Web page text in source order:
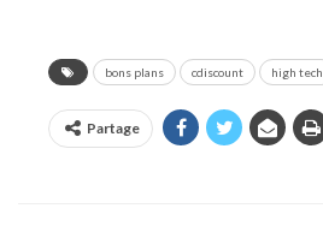
bons plans cdiscount high tech
Partage